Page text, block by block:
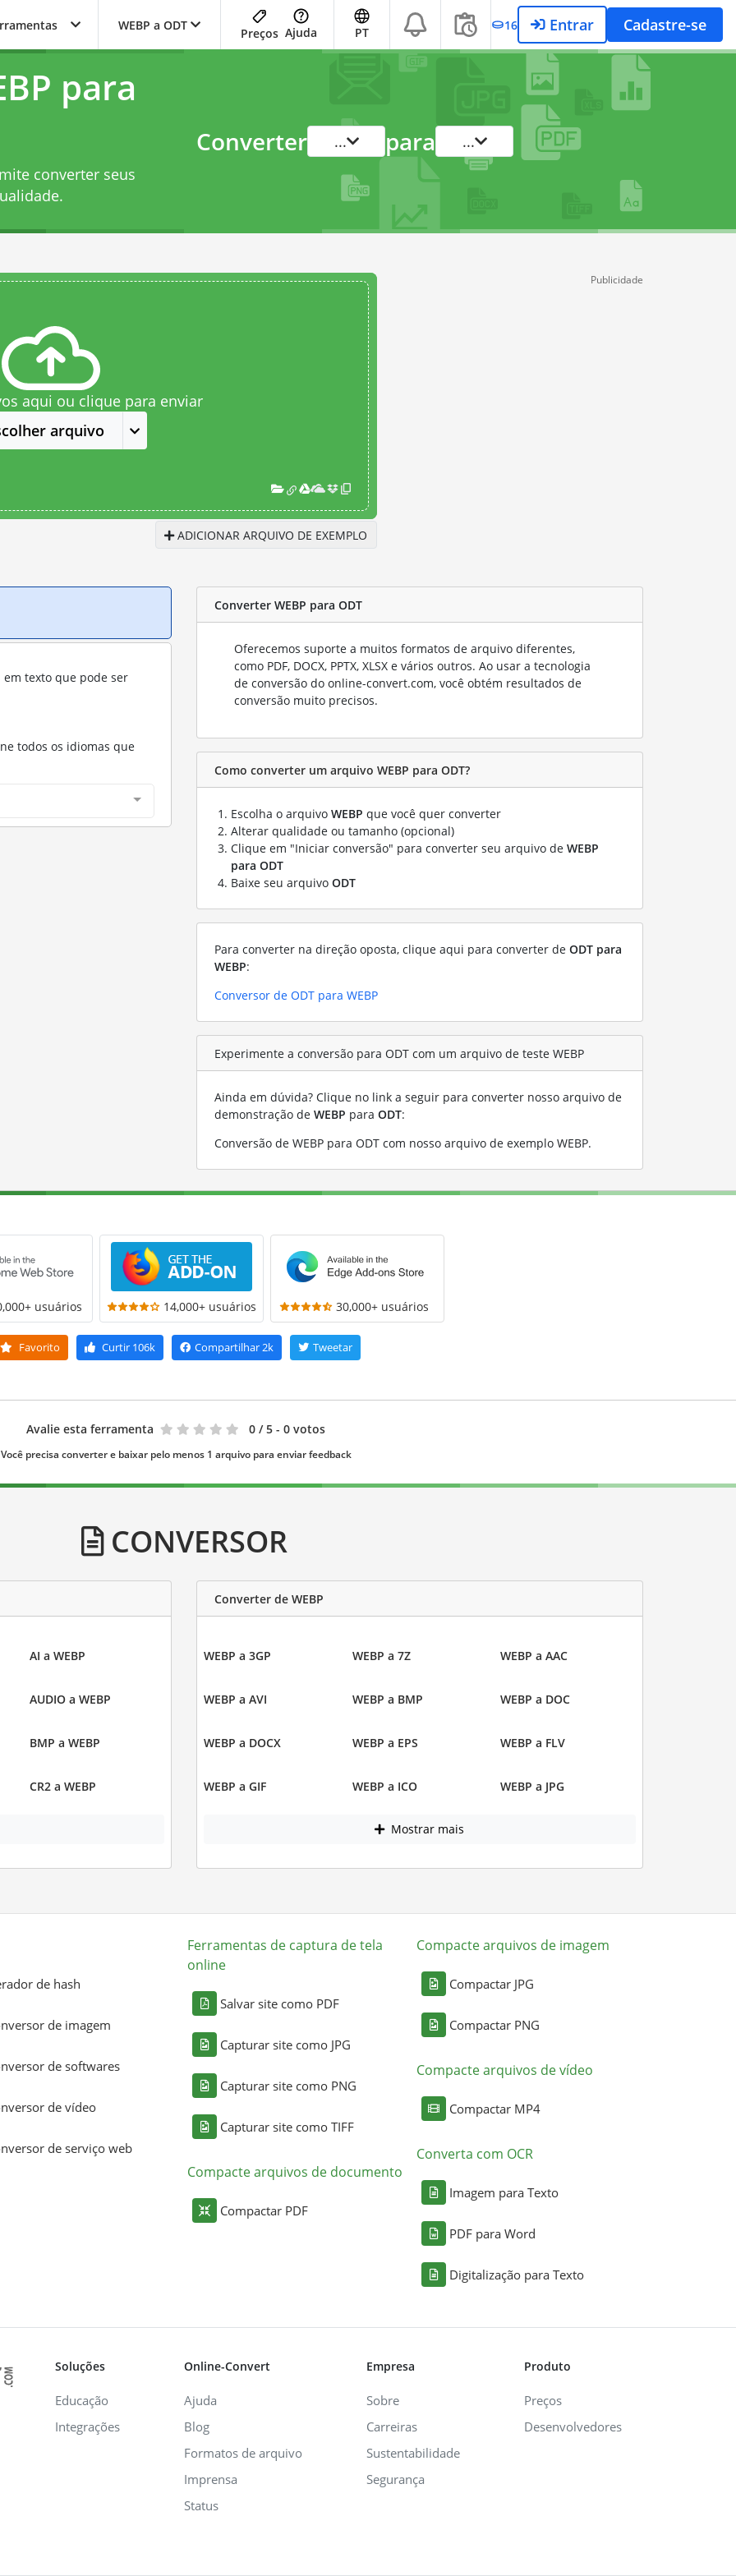
WEBP a ODT
Preços Ajuda PT 16 Entrar Cadastre-se
para
converter seus
Converter ... para ...
aqui ou clique para enviar
arquivo
ADICIONAR ARQUIVO DE EXEMPLO
Publicidade
texto que pode ser
todos os idiomas que
Converter WEBP para ODT
Oferecemos suporte a muitos formatos de arquivo diferentes,
como PDF, DOCX, PPTX, XLSX e vários outros. Ao usar a tecnologia
de conversão do online-convert.com, você obtém resultados de
conversão muito precisos.
Como converter um arquivo WEBP para ODT?
Escolha o arquivo WEBP que você quer converter
Alterar qualidade ou tamanho (opcional)
Clique em "Iniciar conversão" para converter seu arquivo de WEBP
para ODT
Baixe seu arquivo ODT
Para converter na direção oposta, clique aqui para converter de ODT para
WEBP:
Conversor de ODT para WEBP
Experimente a conversão para ODT com um arquivo de teste WEBP
Ainda em dúvida? Clique no link a seguir para converter nosso arquivo de
demonstração de WEBP para ODT:
Conversão de WEBP para ODT com nosso arquivo de exemplo WEBP.
usuários 14,000+ usuários 30,000+ usuários
Favorito Curtir106k Compartilhar2k Tweetar
Avalie esta ferramenta 0 / 5 - 0 votos
Você precisa converter e baixar pelo menos 1 arquivo para enviar feedback
CONVERSOR
AI a WEBP
AUDIO a WEBP
BMP a WEBP
CR2 a WEBP
Converter de WEBP
WEBP a 3GP WEBP a 7Z WEBP a AAC
WEBP a AVI WEBP a BMP WEBP a DOC
WEBP a DOCX WEBP a EPS WEBP a FLV
WEBP a GIF WEBP a ICO WEBP a JPG
Mostrar mais
de hash
de imagem
de softwares
de vídeo
de serviço web
Ferramentas de captura de tela
online
Salvar site como PDF
Capturar site como JPG
Capturar site como PNG
Capturar site como TIFF
Compacte arquivos de documento
Compactar PDF
Compacte arquivos de imagem
Compactar JPG
Compactar PNG
Compacte arquivos de vídeo
Compactar MP4
Converta com OCR
Imagem para Texto
PDF para Word
Digitalização para Texto
Soluções
Educação
Integrações
Online-Convert
Ajuda
Blog
Formatos de arquivo
Imprensa
Status
Empresa
Sobre
Carreiras
Sustentabilidade
Segurança
Produto
Preços
Desenvolvedores